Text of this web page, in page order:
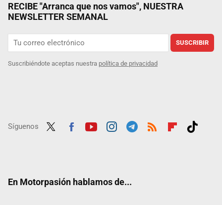
RECIBE "Arranca que nos vamos", NUESTRA
NEWSLETTER SEMANAL
SUSCRIBIR
Suscribiéndote aceptas nuestra política de privacidad
Síguenos
En Motorpasión hablamos de...